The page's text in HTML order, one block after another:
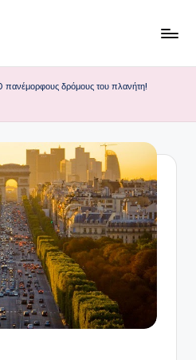
πανέμορφους δρόμους του πλανήτη!